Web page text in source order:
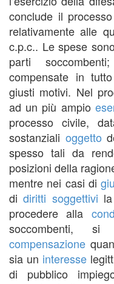
conclude il
relativamente alle
c.p.c.. Le spese
parti
compensate in
giusti motivi. Nel
ad un più ampio
processo civile,
sostanziali oggetto
spesso tali da
posizioni della
mentre nei casi di
didiritti soggettivi
procedere alla
soccombenti,
compensazione
sia un interesse
di pubblico